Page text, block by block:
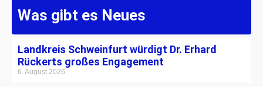
Was gibt es Neues
Landkreis Schweinfurt würdigt Dr. Erhard
Rückerts großes Engagement
6. August 2026